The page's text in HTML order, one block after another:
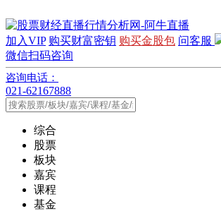
加入VIP 购买财富密钥 购买金股包 问客服
微信扫码咨询
咨询电话：
021-62167888
综合
股票
板块
嘉宾
课程
基金